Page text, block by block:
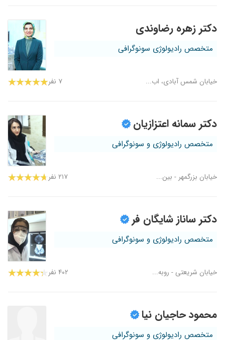
دکتر زهره رضاوندی
متخصص رادیولوژی سونوگرافی
خیابان شمس آبادی، اب... ۷ نفر
دکتر سمانه اعتزازیان
متخصص رادیولوژی و سونوگرافی
خیابان بزرگمهر - بین... ۲۱۷ نفر
دکتر ساناز شایگان فر
متخصص رادیولوژی و سونوگرافی
خیابان شریعتی - روبه... ۴۰۲ نفر
محمود حاجیان نیا
متخصص رادیولوژی و سونوگرافی